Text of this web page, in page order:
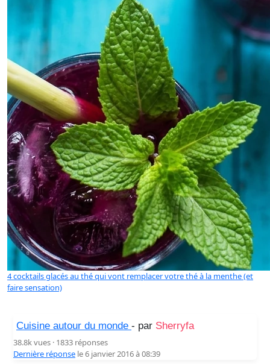
4 cocktails glacés au thé qui vont remplacer votre thé à la menthe (et
faire sensation)
Cuisine autour du monde - par Sherryfa
38.8k vues · 1833 réponses
Dernière réponse le 6 janvier 2016 à 08:39